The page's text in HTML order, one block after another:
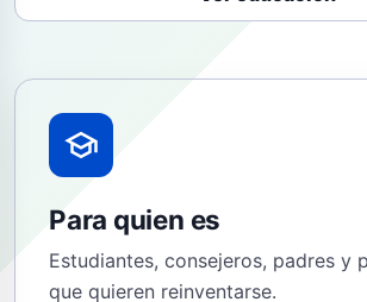
school
Para quien es
Estudiantes, consejeros, padres y
que quieren reinventarse.